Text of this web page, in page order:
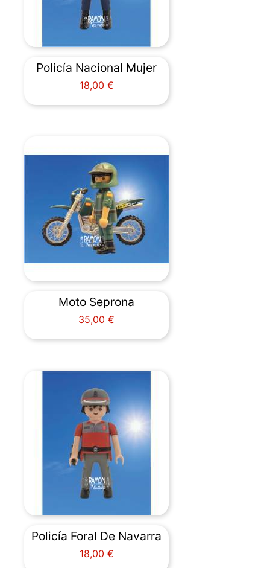
Policía Nacional Mujer
Precio
18,00 €
Moto Seprona
Precio
35,00 €
Policía Foral De Navarra
Precio
18,00 €